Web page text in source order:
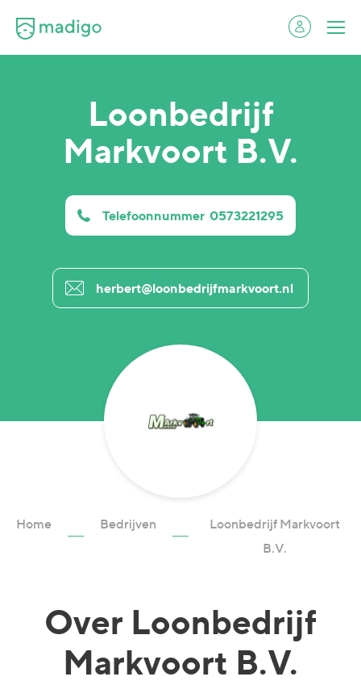
Loonbedrijf
Markvoort B.V.
Telefoonnummer 0573221295
herbert@loonbedrijfmarkvoort.nl
Home Bedrijven
Loonbedrijf Markvoort
B.V.
Over Loonbedrijf
Markvoort B.V.